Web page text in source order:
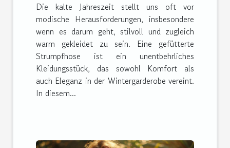
Die kalte Jahreszeit stellt uns oft vor
modische Herausforderungen, insbesondere
wenn es darum geht, stilvoll und zugleich
warm gekleidet zu sein. Eine gefütterte
Strumpfhose ist ein unentbehrliches
Kleidungsstück, das sowohl Komfort als
auch Eleganz in der Wintergarderobe vereint.
In diesem...